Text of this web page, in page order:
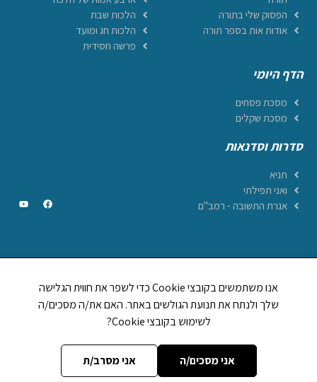
הפסוק שלי בתורה
אודות אות בספר תורה
הלכות שבת
הלכות חג ומועד
פרשה חסידית
הדף היומי
מסכת פסחים
מסכת שקלים
סדרות וסדנאות
תניא
ואני תפילתי
אגרת התשובה - רמב"ם
תהילים ביחד
מה מברכים על לוח וזמני היום
אנו משתמשים בקובצי Cookie כדי לשפר את חווית הגלישה
שלך ולנתח את תנועת הגולשים באתר. האם את/ה מסכים/ה
לשימוש בקובצי Cookie?
אני מסכים/ה אני מסרב/ת